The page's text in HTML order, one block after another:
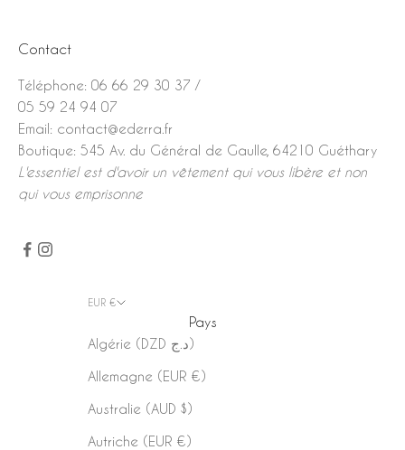
Contact
Téléphone: 06 66 29 30 37 /
05 59 24 94 07
Email: contact@ederra.fr
Boutique: 545 Av. du Général de Gaulle, 64210 Guéthary
L'essentiel est d'avoir un vêtement qui vous libère et non
qui vous emprisonne
EUR €
Pays
Algérie (DZD د.ج)
Allemagne (EUR €)
Australie (AUD $)
Autriche (EUR €)